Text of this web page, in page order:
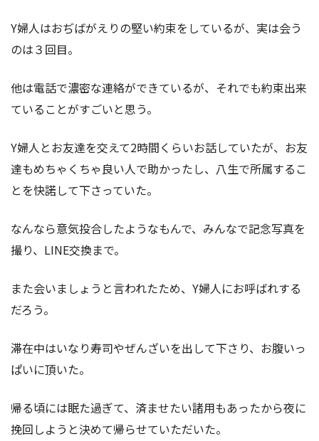
Y婦人はおぢばがえりの堅い約束をしているが、実は会う
のは３回目。
他は電話で濃密な連絡ができているが、それでも約束出来
ていることがすごいと思う。
Y婦人とお友達を交えて2時間くらいお話していたが、お友
達もめちゃくちゃ良い人で助かったし、八生で所属するこ
とを快諾して下さっていた。
なんなら意気投合したようなもんで、みんなで記念写真を
撮り、LINE交換まで。
また会いましょうと言われたため、Y婦人にお呼ばれする
だろう。
滞在中はいなり寿司やぜんざいを出して下さり、お腹いっ
ぱいに頂いた。
帰る頃には眠た過ぎて、済ませたい諸用もあったから夜に
挽回しようと決めて帰らせていただいた。